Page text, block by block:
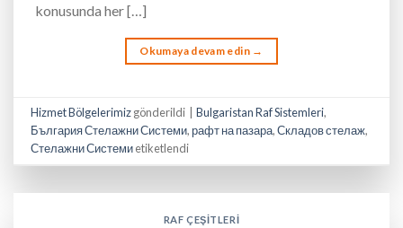
konusunda her […]
Okumaya devam edin →
Hizmet Bölgelerimizgönderildi Bulgaristan Raf Sistemleri,
България Стелажни Системи,рафт на пазара,Складов стелаж,
Стелажни Системиetiketlendi
RAF ÇEŞITLERI